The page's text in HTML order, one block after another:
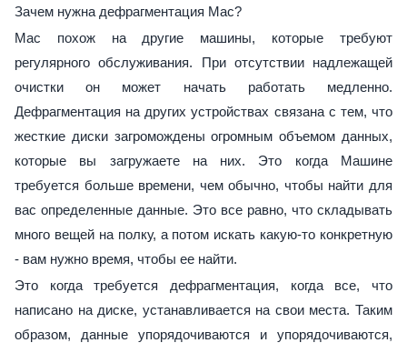
Зачем нужна дефрагментация Mac?
Mac похож на другие машины, которые требуют
регулярного обслуживания. При отсутствии надлежащей
очистки он может начать работать медленно.
Дефрагментация на других устройствах связана с тем, что
жесткие диски загромождены огромным объемом данных,
которые вы загружаете на них. Это когда Машине
требуется больше времени, чем обычно, чтобы найти для
вас определенные данные. Это все равно, что складывать
много вещей на полку, а потом искать какую-то конкретную
- вам нужно время, чтобы ее найти.
Это когда требуется дефрагментация, когда все, что
написано на диске, устанавливается на свои места. Таким
образом, данные упорядочиваются и упорядочиваются,